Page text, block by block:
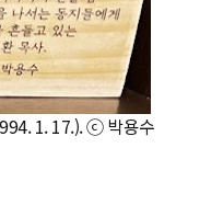
1. 17.). ⓒ 박용수